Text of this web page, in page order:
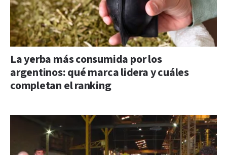
La yerba más consumida por los
argentinos: qué marca lidera y cuáles
completan el ranking